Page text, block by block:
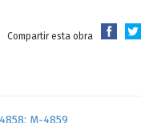
Compartir esta obra
M-4859